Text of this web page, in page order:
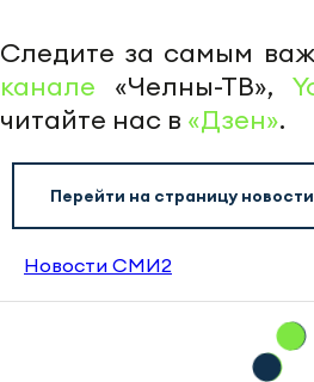
Следите за самым
канале «Челны-ТВ»,
читайте нас в «Дзен».
Перейти на страницу новости
Новости СМИ2